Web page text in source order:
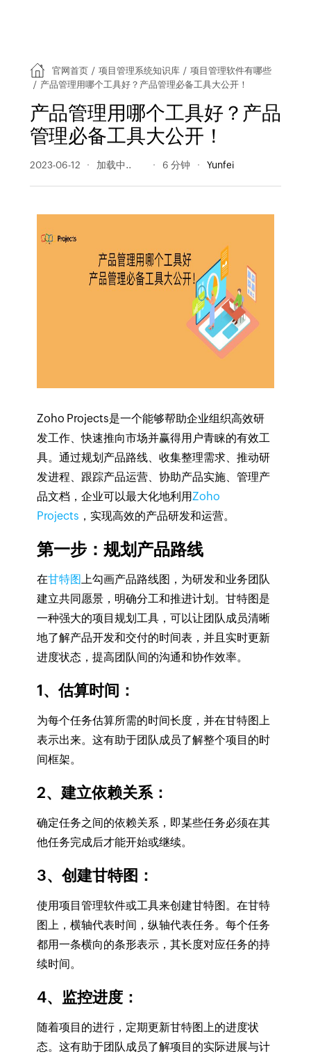
官网首页 / 项目管理系统知识库 / 项目管理软件有哪些
/ 产品管理用哪个工具好？产品管理必备工具大公开！
产品管理用哪个工具好？产品
管理必备工具大公开！
2023-06-12 299 阅读量 6 分钟 Yunfei
Zoho Projects是一个能够帮助企业组织高效研
发工作、快速推向市场并赢得用户青睐的有效工
具。通过规划产品路线、收集整理需求、推动研
发进程、跟踪产品运营、协助产品实施、管理产
品文档，企业可以最大化地利用Zoho
Projects ，实现高效的产品研发和运营。
第一步：规划产品路线
在甘特图上勾画产品路线图，为研发和业务团队
建立共同愿景，明确分工和推进计划。甘特图是
一种强大的项目规划工具，可以让团队成员清晰
地了解产品开发和交付的时间表，并且实时更新
进度状态，提高团队间的沟通和协作效率。
1、估算时间 ：
为每个任务估算所需的时间长度，并在甘特图上
表示出来。这有助于团队成员了解整个项目的时
间框架。
2、建立依赖关系：
确定任务之间的依赖关系，即某些任务必须在其
他任务完成后才能开始或继续。
3、创建甘特图 ：
使用项目管理软件或工具来创建甘特图。在甘特
图上，横轴代表时间，纵轴代表任务。每个任务
都用一条横向的条形表示，其长度对应任务的持
续时间。
4、监控进度：
随着项目的进行，定期更新甘特图上的进度状
态。这有助于团队成员了解项目的实际进展与计